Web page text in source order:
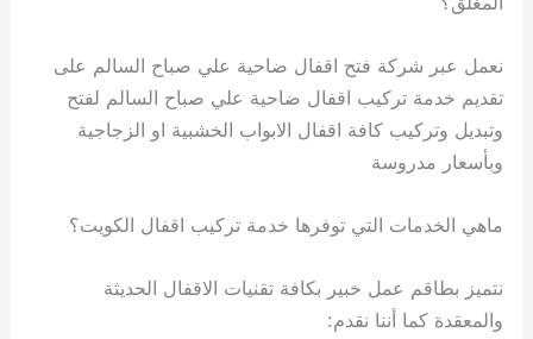
نعمل عبر شركة فتح اقفال ضاحية علي صباح السالم على
تقديم خدمة تركيب اقفال ضاحية علي صباح السالم لفتح
وتبديل وتركيب كافة اقفال الابواب الخشبية او الزجاجية
وبأسعار مدروسة
ماهي الخدمات التي توفرها خدمة تركيب اقفال الكويت؟
نتميز بطاقم عمل خبير بكافة تقنيات الاقفال الحديثة
والمعقدة كما أننا نقدم: